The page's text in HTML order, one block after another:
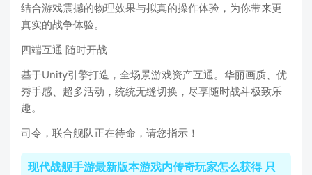
结合游戏震撼的物理效果与拟真的操作体验，为你带来更
真实的战争体验。
四端互通 随时开战
基于Unity引擎打造，全场景游戏资产互通。华丽画质、优
秀手感、超多活动，统统无缝切换，尽享随时战斗极致乐
趣。
司令，联合舰队正在待命，请您指示！
现代战舰手游最新版本游戏内传奇玩家怎么获得 只